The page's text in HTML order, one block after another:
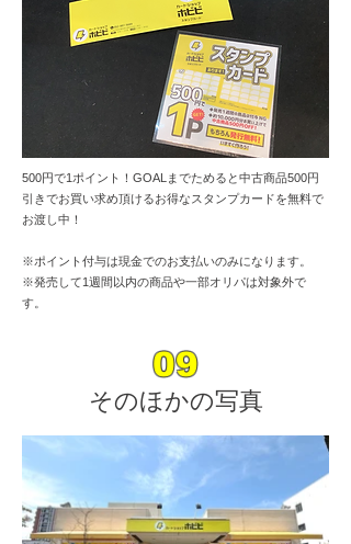
500円で1ポイント！ GOAL までためると中古商品500円
引きでお買い求め頂けるお得なスタンプカードを無料で
お渡し中！
※ポイント付与は現金でのお支払いのみになります。​
​※発売して1週間以内の商品や一部オリパは対象外で
す。
09
そのほかの写真